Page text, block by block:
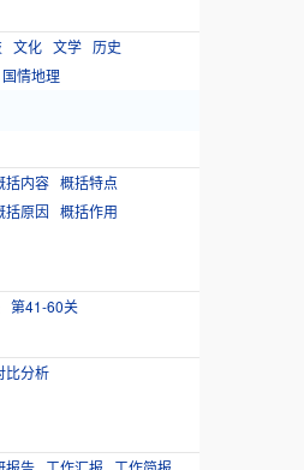
文化 文学 历史
国情地理
括内容 概括特点
括原因 概括作用
第41-60关
比分析